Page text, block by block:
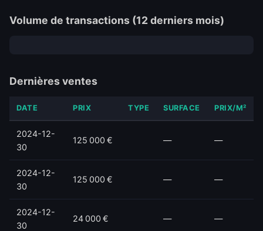
Volume de transactions (12 derniers mois)
Dernières ventes
DATE PRIX TYPE SURFACE PRIX/M²
2024-12-
30
125 000 € — —
2024-12-
30
125 000 € — —
2024-12-
30
24 000 € — —